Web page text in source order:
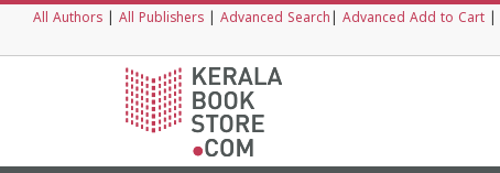
All Authors All Publishers Advanced Search Advanced Add to Cart